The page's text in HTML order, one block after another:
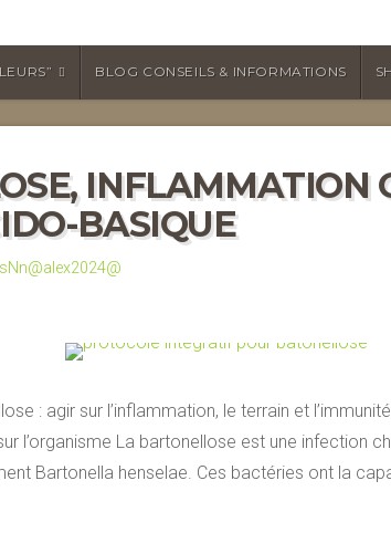
BLOG CONSEILS & INFORMATIONS
INFLAMMATION
BASIQUE
: agir sur l’inflammation, le terrain et
l’organisme La bartonellose est une infection
Bartonella henselae. Ces bactéries ont la